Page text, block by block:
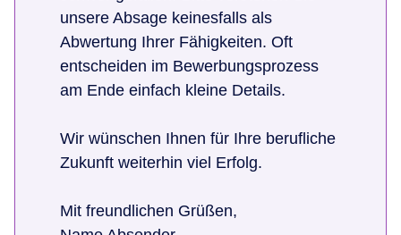
unsere Absage keinesfalls als
Abwertung Ihrer Fähigkeiten. Oft
entscheiden im Bewerbungsprozess
am Ende einfach kleine Details.
Wir wünschen Ihnen für Ihre berufliche
Zukunft weiterhin viel Erfolg.
Mit freundlichen Grüßen,